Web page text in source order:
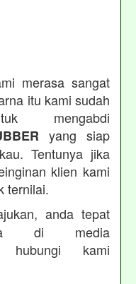
merasa sangat
itu kami sudah
mengabdi
yang siap
Tentunya jika
klien kami
ternilai.
anda tepat
di media
kami